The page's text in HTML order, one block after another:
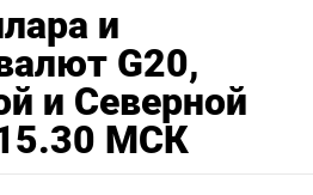
и
G20,
и Северной
МСК